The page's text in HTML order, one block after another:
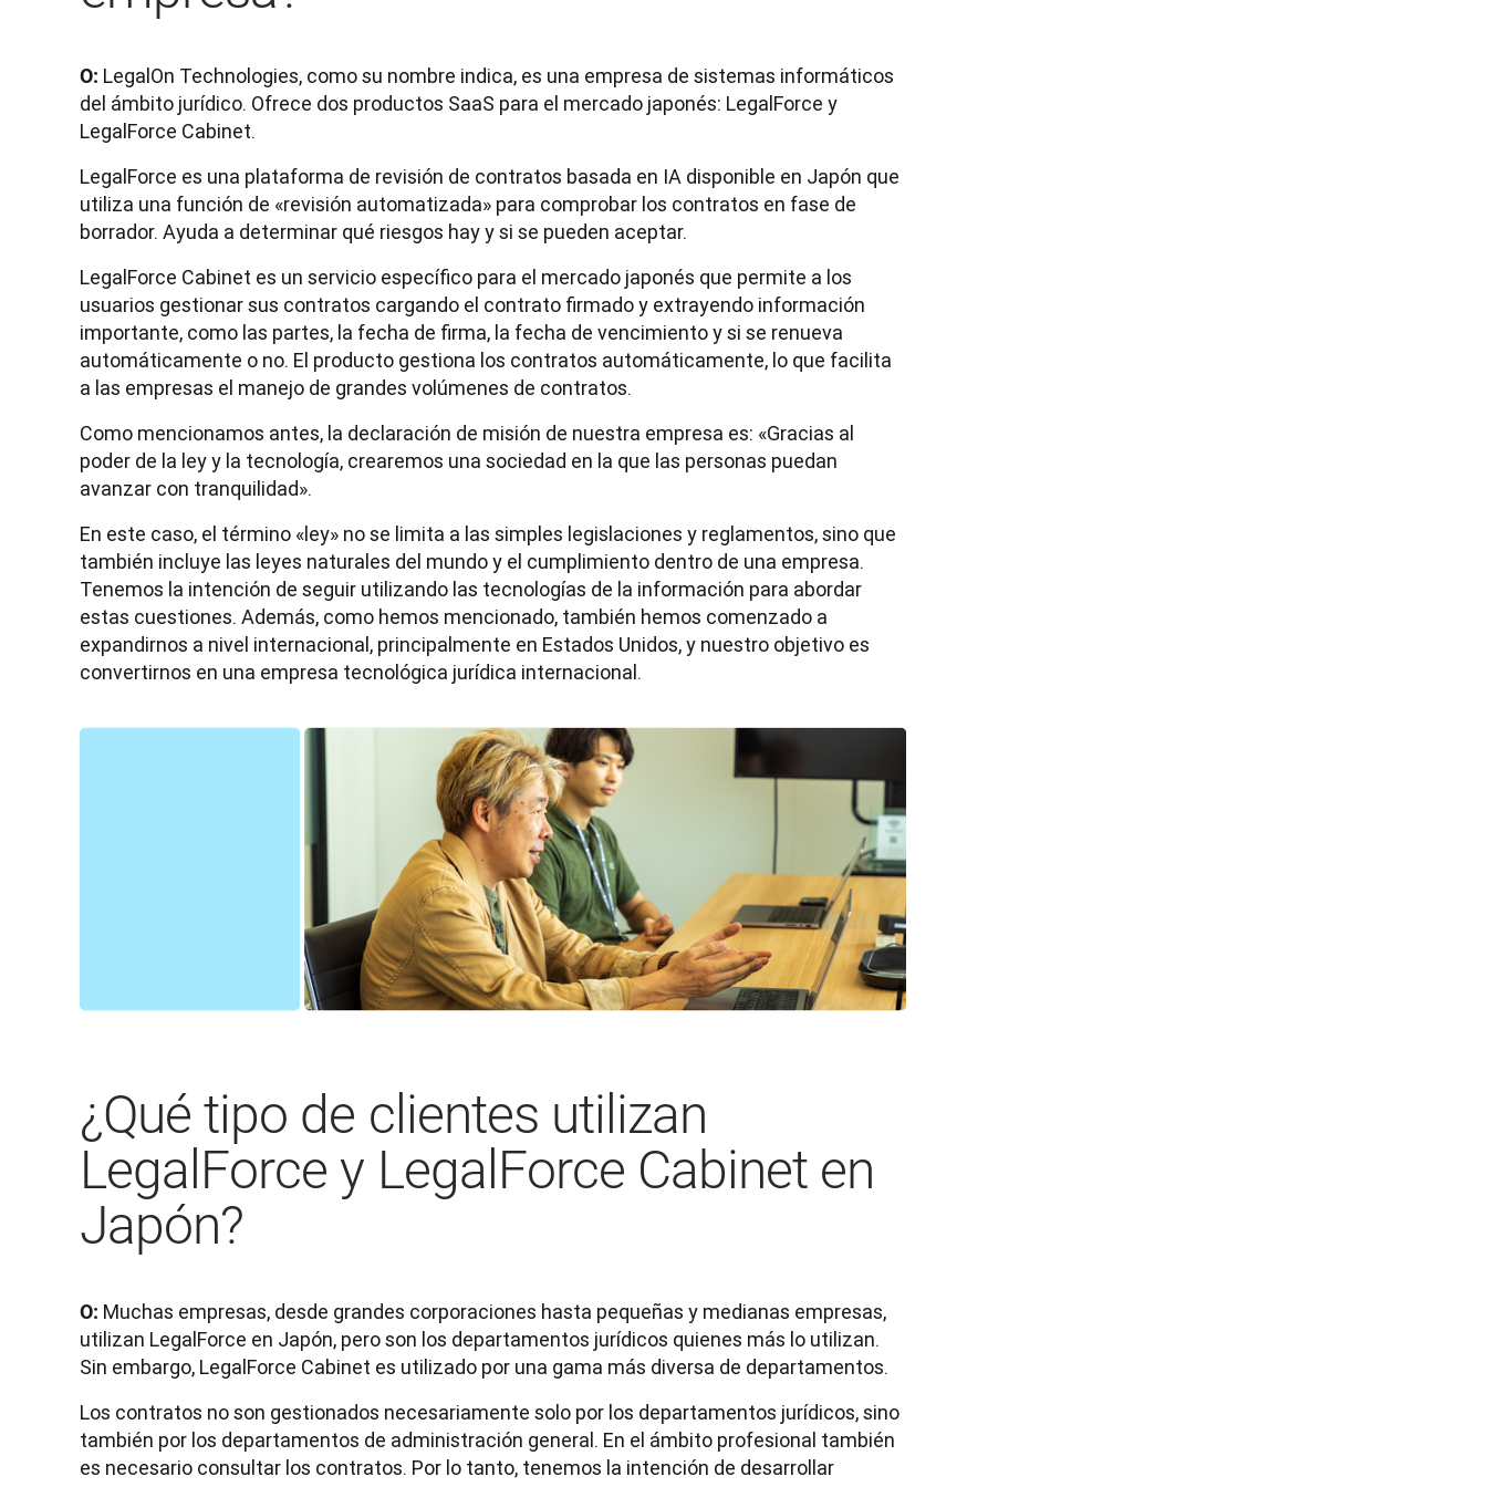
O: LegalOn Technologies, como su nombre indica, es una empresa de sistemas informáticos
del ámbito jurídico. Ofrece dos productos SaaS para el mercado japonés: LegalForce y
LegalForce Cabinet.
LegalForce es una plataforma de revisión de contratos basada en IA disponible en Japón que
utiliza una función de «revisión automatizada» para comprobar los contratos en fase de
borrador. Ayuda a determinar qué riesgos hay y si se pueden aceptar.
LegalForce Cabinet es un servicio específico para el mercado japonés que permite a los
usuarios gestionar sus contratos cargando el contrato firmado y extrayendo información
importante, como las partes, la fecha de firma, la fecha de vencimiento y si se renueva
automáticamente o no. El producto gestiona los contratos automáticamente, lo que facilita
a las empresas el manejo de grandes volúmenes de contratos.
Como mencionamos antes, la declaración de misión de nuestra empresa es: «Gracias al
poder de la ley y la tecnología, crearemos una sociedad en la que las personas puedan
avanzar con tranquilidad».
En este caso, el término «ley» no se limita a las simples legislaciones y reglamentos, sino que
también incluye las leyes naturales del mundo y el cumplimiento dentro de una empresa.
Tenemos la intención de seguir utilizando las tecnologías de la información para abordar
estas cuestiones. Además, como hemos mencionado, también hemos comenzado a
expandirnos a nivel internacional, principalmente en Estados Unidos, y nuestro objetivo es
convertirnos en una empresa tecnológica jurídica internacional.
¿Qué tipo de clientes utilizan
LegalForce y LegalForce Cabinet en
Japón?
O: Muchas empresas, desde grandes corporaciones hasta pequeñas y medianas empresas,
utilizan LegalForce en Japón, pero son los departamentos jurídicos quienes más lo utilizan.
Sin embargo, LegalForce Cabinet es utilizado por una gama más diversa de departamentos.
Los contratos no son gestionados necesariamente solo por los departamentos jurídicos, sino
también por los departamentos de administración general. En el ámbito profesional también
es necesario consultar los contratos. Por lo tanto, tenemos la intención de desarrollar